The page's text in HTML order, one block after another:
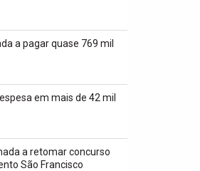
a pagar quase 769 mil
em mais de 42 mil
a retomar concurso
São Francisco